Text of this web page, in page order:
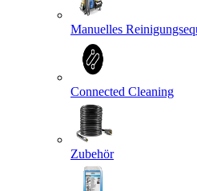
Manuelles
Connected Cleaning
Zubehör